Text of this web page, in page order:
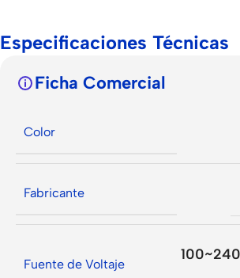
Especificaciones Técnicas
Ficha Comercial
Color
Fabricante
Fuente de Voltaje